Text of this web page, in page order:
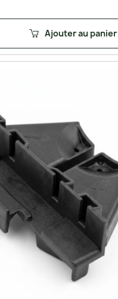
Ajouter au panier